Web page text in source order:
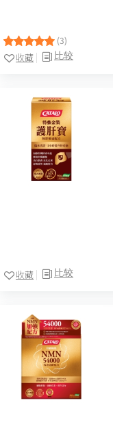
(3)
比较
收藏
比较
收藏